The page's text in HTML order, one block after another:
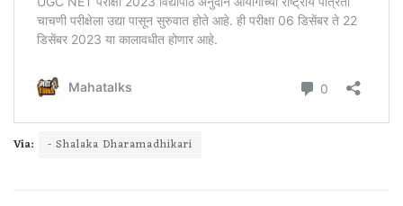
Via: - Shalaka Dharamadhikari